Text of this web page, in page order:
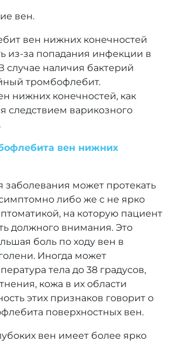
вен.
вен нижних конечностей
из-за попадания инфекции в
случае наличия бактерий
тромбофлебит.
нижних конечностей, как
следствием варикозного
вен нижних
заболевания может протекать
либо же с не ярко
на которую пациент
должного внимания. Это
боль по ходу вен в
Иногда может
тела до 38 градусов,
кожа в их области
этих признаков говорит о
поверхностных вен.
вен имеет более ярко